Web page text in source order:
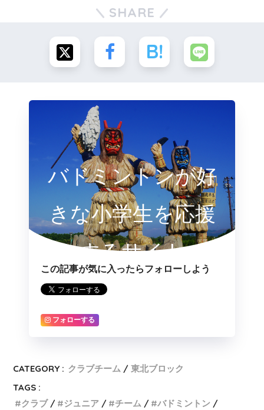
SHARE
バドミントンが好
きな小学生を応援
するサイト
この記事が気に入ったらフォローしよう
フォローする
CATEGORY : クラブチーム
東北ブロック
TAGS :
クラブ
ジュニア チーム
バドミントン